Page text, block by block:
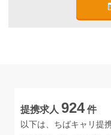
提携求人 924件
以下は、ちばキャリ提